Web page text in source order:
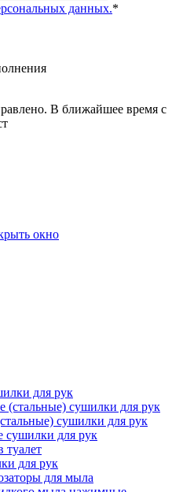
данных.*
В ближайшее время с
окно
для рук
сушилки для рук
сушилки для рук
туалет
для рук
для мыла